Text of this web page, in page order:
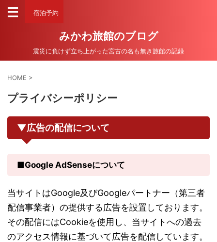
宿泊予約
みかわ旅館のブログ
震災に負けず立ち上がった宮古の名も無き旅館の記録
HOME >
プライバシーポリシー
▼広告の配信について
■Google AdSenseについて
当サイトはGoogle及びGoogleパートナー（第三者
配信事業者）の提供する広告を設置しております。
その配信にはCookieを使用し、当サイトへの過去
のアクセス情報に基づいて広告を配信しています。